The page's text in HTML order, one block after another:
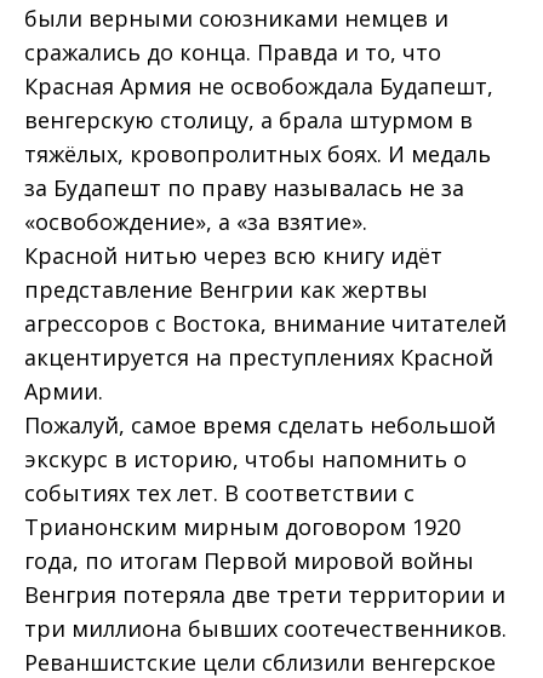
были верными союзниками немцев и
сражались до конца. Правда и то, что
Красная Армия не освобождала Будапешт,
венгерскую столицу, а брала штурмом в
тяжёлых, кровопролитных боях. И медаль
за Будапешт по праву называлась не за
«освобождение», а «за взятие».
Красной нитью через всю книгу идёт
представление Венгрии как жертвы
агрессоров с Востока, внимание читателей
акцентируется на преступлениях Красной
Армии.
Пожалуй, самое время сделать небольшой
экскурс в историю, чтобы напомнить о
событиях тех лет. В соответствии с
Трианонским мирным договором 1920
года, по итогам Первой мировой войны
Венгрия потеряла две трети территории и
три миллиона бывших соотечественников.
Реваншистские цели сблизили венгерское